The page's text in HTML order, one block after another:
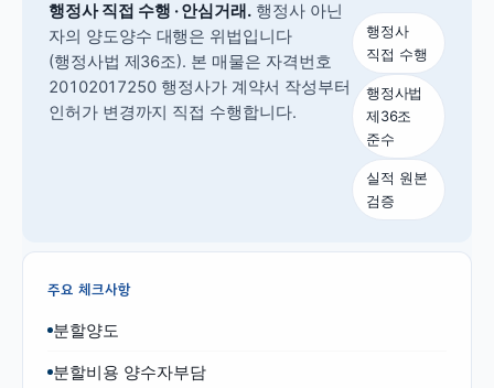
행정사 직접 수행 · 안심거래. 행정사 아닌
자의 양도양수 대행은 위법입니다
(행정사법 제36조). 본 매물은 자격번호
20102017250 행정사가 계약서 작성부터
인허가 변경까지 직접 수행합니다.
행정사
직접 수행
행정사법
제36조
준수
실적 원본
검증
주요 체크사항
분할양도
분할비용 양수자부담